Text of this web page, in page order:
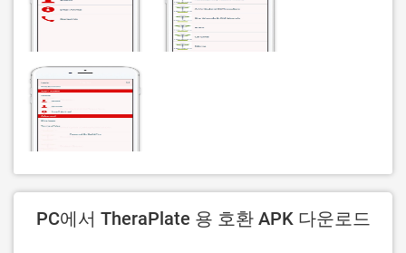
PC에서 TheraPlate 용 호환 APK 다운로드